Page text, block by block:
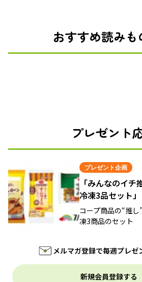
おすすめ読みも
プレゼント
プレゼント企画
「みんなのイ
冷凍3品セット」
コープ商品の“推
凍3商品のセット
メルマガ登録で毎週プレゼ
新規会員登録する